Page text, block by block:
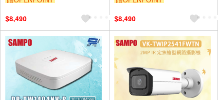
$8,490
$8,490